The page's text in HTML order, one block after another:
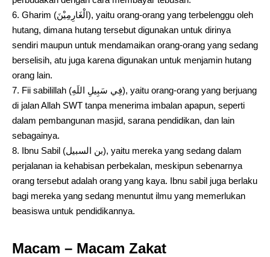
Gharim (الْغَارِمِيْنَ), yaitu orang-orang yang terbelenggu oleh
hutang, dimana hutang tersebut digunakan untuk dirinya
sendiri maupun untuk mendamaikan orang-orang yang sedang
berselisih, atu juga karena digunakan untuk menjamin hutang
orang lain.
Fii sabilillah (فِي سَبِيلِ اللَهِ), yaitu orang-orang yang berjuang
di jalan Allah SWT tanpa menerima imbalan apapun, seperti
dalam pembangunan masjid, sarana pendidikan, dan lain
sebagainya.
Ibnu Sabil (بن السبيل), yaitu mereka yang sedang dalam
perjalanan ia kehabisan perbekalan, meskipun sebenarnya
orang tersebut adalah orang yang kaya. Ibnu sabil juga berlaku
bagi mereka yang sedang menuntut ilmu yang memerlukan
beasiswa untuk pendidikannya.
Macam – Macam Zakat